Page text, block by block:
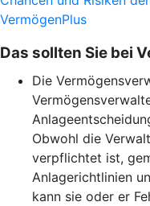
VermögenPlus
Das sollten Sie bei
Die
Obwohl die
verpflichtet ist,
Anlagerichtlinien
kann sie oder er